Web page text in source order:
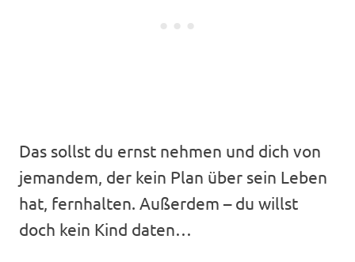
Das sollst du ernst nehmen und dich von
jemandem, der kein Plan über sein Leben
hat, fernhalten. Außerdem – du willst
doch kein Kind daten…